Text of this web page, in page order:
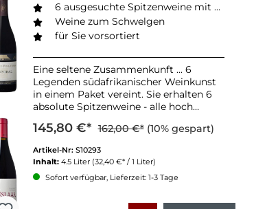
6 ausgesuchte Spitzenweine mit Kultfaktor
Weine zum Schwelgen
für Sie vorsortiert
Eine seltene Zusammenkunft ... 6
Legenden südafrikanischer Weinkunst
in einem Paket vereint. Sie erhalten 6
absolute Spitzenweine - alle hoch
Vorzugspreis. Lassen Sie sich von den
südafrikanischen Spitzenweinmachern
verführen!
145,80 €* 162,00 €* (10% gespart)
Artikel-Nr: S10293
Inhalt: 4.5 Liter (32,40 €* / 1 Liter)
Sofort verfügbar, Lieferzeit: 1-3 Tage